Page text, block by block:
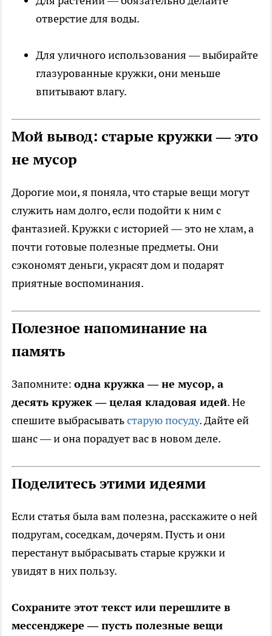
отверстие для воды.
Для уличного использования — выбирайте
глазурованные кружки, они меньше
впитывают влагу.
Мой вывод: старые кружки — это
не мусор
Дорогие мои, я поняла, что старые вещи могут
служить нам долго, если подойти к ним с
фантазией. Кружки с историей — это не хлам, а
почти готовые полезные предметы. Они
сэкономят деньги, украсят дом и подарят
приятные воспоминания.
Полезное напоминание на
память
Запомните: одна кружка — не мусор, а
десять кружек — целая кладовая идей. Не
спешите выбрасыватьстарую посуду. Дайте ей
шанс — и она порадует вас в новом деле.
Поделитесь этими идеями
Если статья была вам полезна, расскажите о ней
подругам, соседкам, дочерям. Пусть и они
перестанут выбрасывать старые кружки и
увидят в них пользу.
Сохраните этот текст или перешлите в
мессенджере — пусть полезные вещи